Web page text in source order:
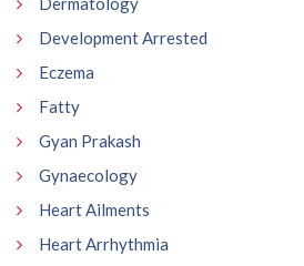
Development Arrested
Eczema
Fatty
Gyan Prakash
Gynaecology
Heart Ailments
Heart Arrhythmia